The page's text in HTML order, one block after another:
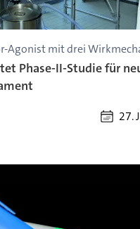
Agonist mit drei
Phase-II-Studie für
27.